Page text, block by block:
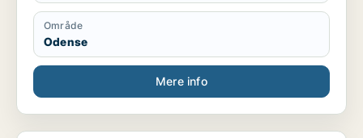
Område
Odense
Mere info